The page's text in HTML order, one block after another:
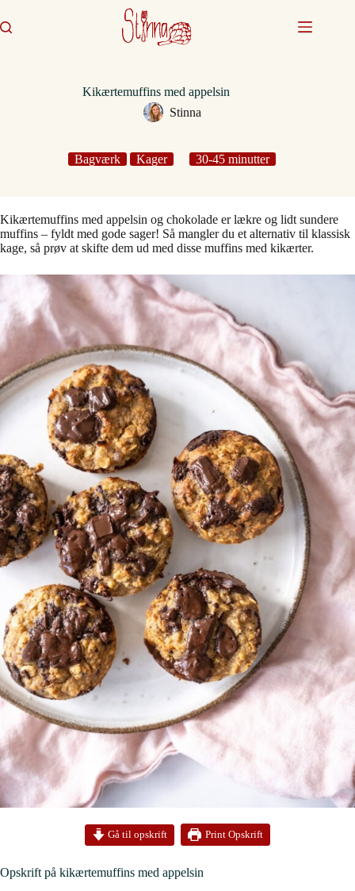
til
indhold
Kikærtemuffins med appelsin
Stinna
Bagværk Kager 30-45 minutter
Kikærtemuffins med appelsin og chokolade er lækre og lidt sundere
muffins – fyldt med gode sager! Så mangler du et alternativ til klassisk
kage, så prøv at skifte dem ud med disse muffins med kikærter.
Gå til opskrift Print Opskrift
Opskrift på kikærtemuffins med appelsin